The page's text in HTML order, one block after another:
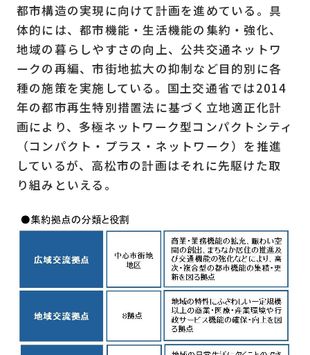
都市構造の実現に向けて計画を進めている。具
体的には、都市機能・⽣活機能の集約・強化、
地域の暮らしやすさの向上、公共交通ネットワ
ークの再編、市街地拡⼤の抑制など目的別に各
種の施策を実施している。国土交通省では2014
年の都市再生特別措置法に基づく立地適正化計
画により、多極ネットワーク型コンパクトシティ
（コンパクト・プラス・ネットワーク）を推進
しているが、高松市の計画はそれに先駆けた取
り組みといえる。